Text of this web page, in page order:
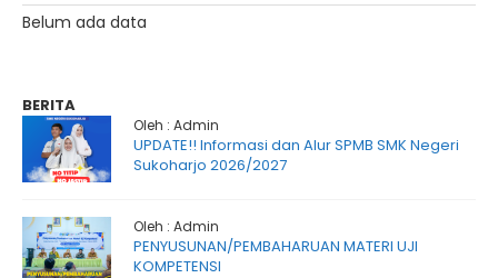
Belum ada data
BERITA
Oleh : Admin
UPDATE!! Informasi dan Alur SPMB SMK Negeri
Sukoharjo 2026/2027
Oleh : Admin
PENYUSUNAN/PEMBAHARUAN MATERI UJI
KOMPETENSI